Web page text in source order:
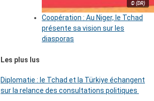
© (DR)
Coopération : Au Niger, le Tchad
présente sa vision sur les
diasporas
Les plus lus
Diplomatie : le Tchad et la Türkiye échangent
sur la relance des consultations politiques